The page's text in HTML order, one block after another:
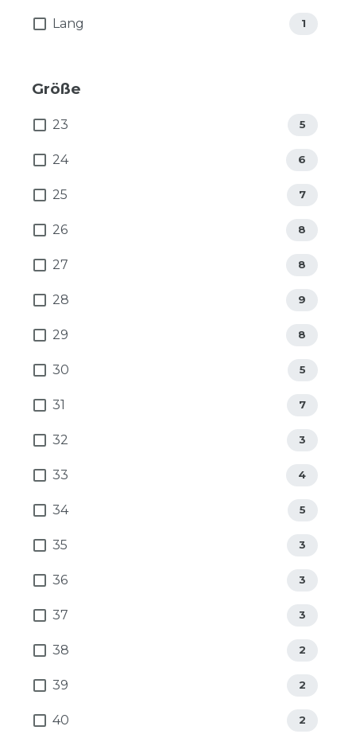
Lang 1
Größe
23 5
24 6
25 7
26 8
27 8
28 9
29 8
30 5
31 7
32 3
33 4
34 5
35 3
36 3
37 3
38 2
39 2
40 2